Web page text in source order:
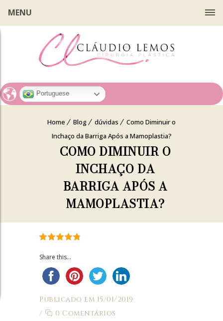
Portuguese
MENU
Home Blog dúvidas
Como Diminuir o
Inchaço da Barriga Após a Mamoplastia?
COMO DIMINUIR O
INCHAÇO DA
BARRIGA APÓS A
MAMOPLASTIA?
Share this...
Publicado em 15/01/2019
/
0 Comentários